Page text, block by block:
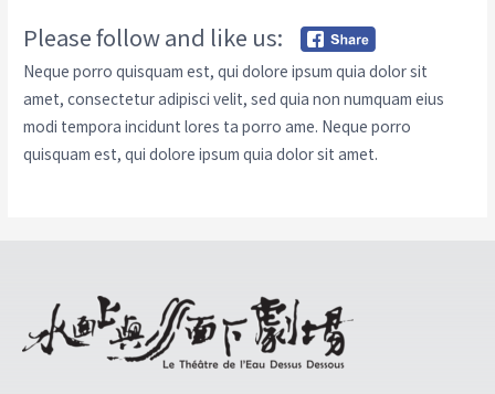
Please follow and like us:
Neque porro quisquam est, qui dolore ipsum quia dolor sit
amet, consectetur adipisci velit, sed quia non numquam eius
modi tempora incidunt lores ta porro ame. Neque porro
quisquam est, qui dolore ipsum quia dolor sit amet.